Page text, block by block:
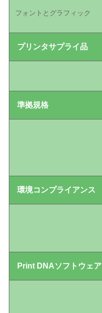
フォントとグラフィック
プリンタサプライ品
準拠規格
環境コンプライアンス
Print DNAソフトウェア